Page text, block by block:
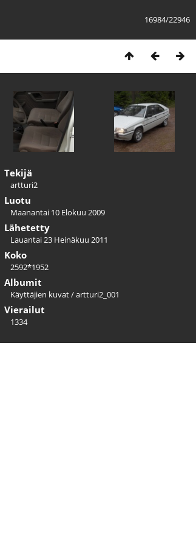
16984/22946
Tekijä
artturi2
Luotu
Maanantai 10 Elokuu 2009
Lähetetty
Lauantai 23 Heinäkuu 2011
Koko
2592*1952
Albumit
Käyttäjien kuvat/artturi2_001
Vierailut
1334